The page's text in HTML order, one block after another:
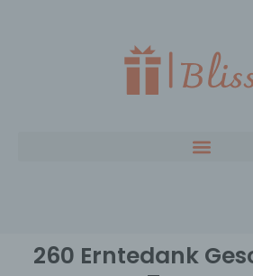
260 Erntedank